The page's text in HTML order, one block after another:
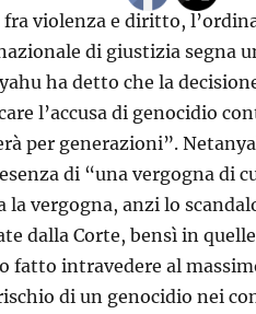
violenza e diritto,
di giustizia segna
ha detto che la
l’accusa di genocidio
per generazioni”.
di “una vergogna di
la vergogna, anzi lo
dalla Corte, bensì in
fatto intravedere al
di un genocidio nei